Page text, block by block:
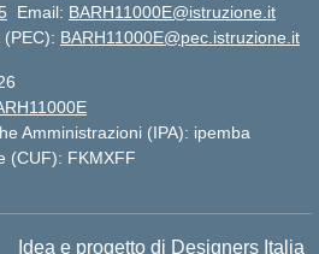
Email: BARH11000E@istruzione.it
BARH11000E@pec.istruzione.it
Amministrazioni (IPA): ipemba
(CUF): FKMXFF
Idea e progetto di Designers Italia